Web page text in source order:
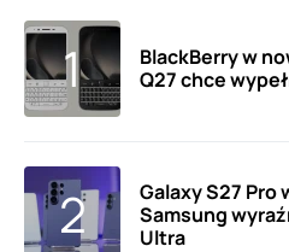
BlackBerry w
Q27 chce
Galaxy S27
Samsung
Ultra